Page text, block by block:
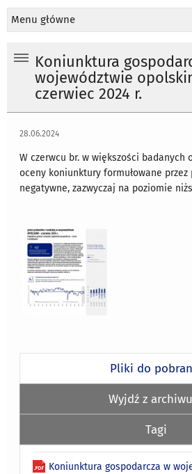
Menu główne
Koniunktura
województwie
czerwiec 2024 r.
28.06.2024
W czerwcu br. w większości badanych
oceny koniunktury formułowane
negatywne, zazwyczaj na poziomie
Pliki do
Wyjdź z
Tagi
Koniunktura gospodarcza w